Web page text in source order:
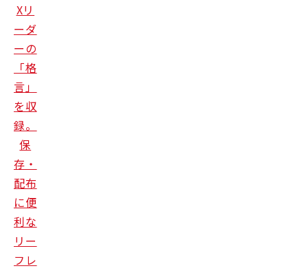
Xリ
ーダ
ーの
「格
言」
を収
録。
保
存・
配布
に便
利な
リー
フレ